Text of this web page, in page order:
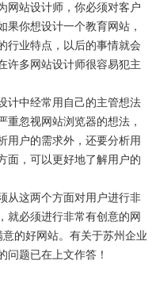
网站设计师，你必须对客户
果你想设计一个教育网站，
行业特点，以后的事情就会
许多网站设计师很容易犯主
计中经常用自己的主管想法
重忽视网站浏览器的想法，
用户的需求外，还要分析用
面，可以更好地了解用户的
从这两个方面对用户进行非
就必须进行非常有创意的网
的好网站。有关于苏州企业
问题已在上文作答！